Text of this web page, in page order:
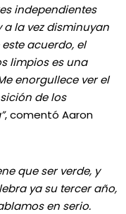
independientes
la vez disminuyan
acuerdo, el
limpios es una
enorgullece ver el
de los
, comentó Aaron
que ser verde, y
ya su tercer año,
en serio.